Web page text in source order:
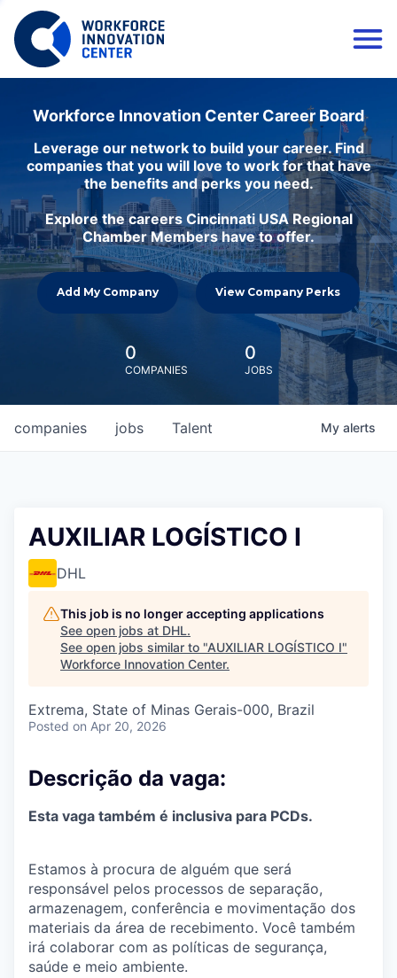
Workforce Innovation Center Career Board
Leverage our network to build your career. Find
companies that you will love to work for that have
the benefits and perks you need.
Explore the careers Cincinnati USA Regional
Chamber Members have to offer.
Add My Company View Company Perks
0
COMPANIES
0
JOBS
jobs
companies Talent My alerts
AUXILIAR LOGÍSTICO I
DHL
This job is no longer accepting applications
See open jobs at DHL.
See open jobs similar to "AUXILIAR LOGÍSTICO I"
Workforce Innovation Center.
Extrema, State of Minas Gerais-000, Brazil
Posted on Apr 20, 2026
Descrição da vaga:
Esta vaga também é inclusiva para PCDs.
Estamos à procura de alguém que será
responsável pelos processos de separação,
armazenagem, conferência e movimentação dos
materiais da área de recebimento. Você também
irá colaborar com as políticas de segurança,
saúde e meio ambiente.